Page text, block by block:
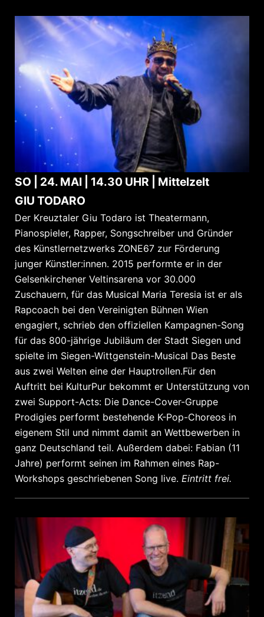
SO | 24. MAI | 14.30 UHR | Mittelzelt
GIU TODARO
Der Kreuztaler Giu Todaro ist Theatermann,
Pianospieler, Rapper, Songschreiber und Gründer
des Künstlernetzwerks ZONE67 zur Förderung
junger Künstler:innen. 2015 performte er in der
Gelsenkirchener Veltinsarena vor 30.000
Zuschauern, für das Musical Maria Teresia ist er als
Rapcoach bei den Vereinigten Bühnen Wien
engagiert, schrieb den offiziellen Kampagnen-Song
für das 800-jährige Jubiläum der Stadt Siegen und
spielte im Siegen-Wittgenstein-Musical Das Beste
aus zwei Welten eine der Hauptrollen.Für den
Auftritt bei KulturPur bekommt er Unterstützung von
zwei Support-Acts: Die Dance-Cover-Gruppe
Prodigies performt bestehende K-Pop-Choreos in
eigenem Stil und nimmt damit an Wettbewerben in
ganz Deutschland teil. Außerdem dabei: Fabian (11
Jahre) performt seinen im Rahmen eines Rap-
Workshops geschriebenen Song live. Eintritt frei.